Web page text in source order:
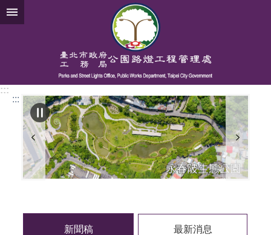
跳到主要內容區塊
:::
:::
新聞稿 最新消息